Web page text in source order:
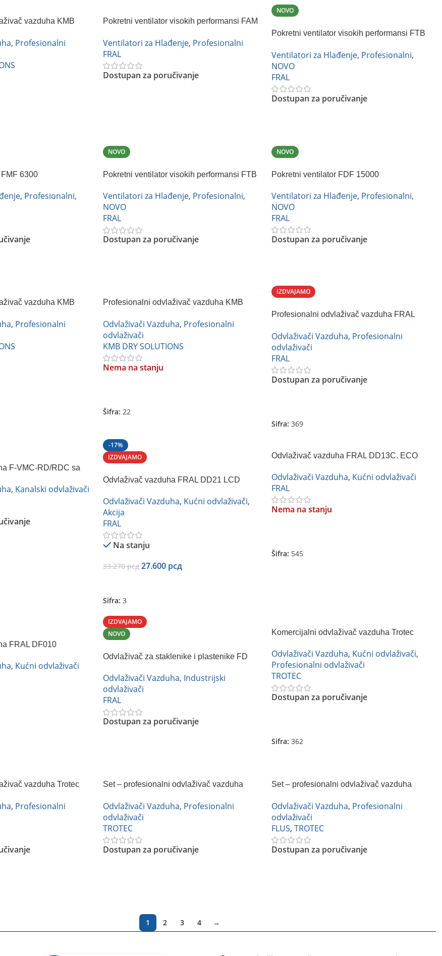
vazduha KMB
, Profesionalni
Pokretni ventilator visokih performansi FAM
Ventilatori za Hlađenje, Profesionalni
FRAL
Dostupan za poručivanje
NOVO
Pokretni ventilator visokih performansi FTB
Ventilatori za Hlađenje, Profesionalni,
NOVO
FRAL
Dostupan za poručivanje
6300
, Profesionalni,
NOVO
Pokretni ventilator visokih performansi FTB
Ventilatori za Hlađenje, Profesionalni,
NOVO
FRAL
Dostupan za poručivanje
NOVO
Pokretni ventilator FDF 15000
Ventilatori za Hlađenje, Profesionalni,
NOVO
FRAL
Dostupan za poručivanje
vazduha KMB
, Profesionalni
Profesionalni odvlaživač vazduha KMB
Odvlaživači Vazduha, Profesionalni
odvlaživači
KMB DRY SOLUTIONS
Nema na stanju
Šifra: 22
IZDVAJAMO
Profesionalni odvlaživač vazduha FRAL
Odvlaživači Vazduha, Profesionalni
odvlaživači
FRAL
Dostupan za poručivanje
Šifra: 369
F-VMC-RD/RDC sa
, Kanalski odvlaživači
-17%
IZDVAJAMO
Odvlaživač vazduha FRAL DD21 LCD
Odvlaživači Vazduha, Kućni odvlaživači,
Akcija
FRAL
Na stanju
33.270рсд 27.600 рсд
Šifra: 3
Odvlaživač vazduha FRAL DD13C. ECO
Odvlaživači Vazduha, Kućni odvlaživači
FRAL
Nema na stanju
Šifra: 545
FRAL DF010
, Kućni odvlaživači
IZDVAJAMO
NOVO
Odvlaživač za staklenike i plastenike FD
Odvlaživači Vazduha, Industrijski
odvlaživači
FRAL
Dostupan za poručivanje
Komercijalni odvlaživač vazduha Trotec
Odvlaživači Vazduha, Kućni odvlaživači,
Profesionalni odvlaživači
TROTEC
Dostupan za poručivanje
Šifra: 362
vazduha Trotec
, Profesionalni
Set – profesionalni odvlaživač vazduha
utičnicom TROTEC BH30
Odvlaživači Vazduha, Profesionalni
odvlaživači
TROTEC
Dostupan za poručivanje
Set – profesionalni odvlaživač vazduha
materijalu Flus MT-918
Odvlaživači Vazduha, Profesionalni
odvlaživači
FLUS, TROTEC
Dostupan za poručivanje
1 2 3 4 →